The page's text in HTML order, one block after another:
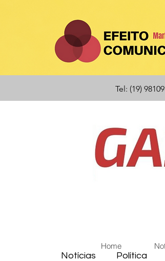
Tel: (19)
Home
Notícias Política